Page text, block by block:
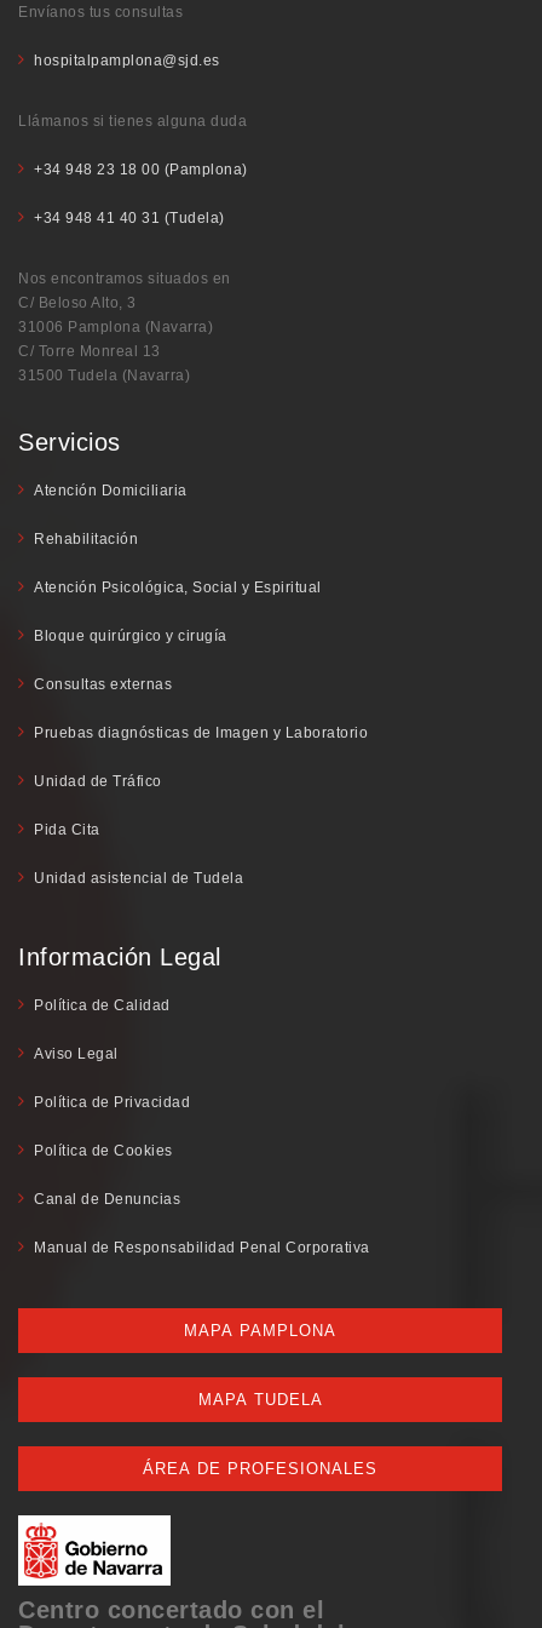
Envíanos tus consultas
hospitalpamplona@sjd.es
Llámanos si tienes alguna duda
+34 948 23 18 00 (Pamplona)
+34 948 41 40 31 (Tudela)
Nos encontramos situados en
C/ Beloso Alto, 3
31006 Pamplona (Navarra)
C/ Torre Monreal 13
31500 Tudela (Navarra)
Servicios
Atención Domiciliaria
Rehabilitación
Atención Psicológica, Social y Espiritual
Bloque quirúrgico y cirugía
Consultas externas
Pruebas diagnósticas de Imagen y Laboratorio
Unidad de Tráfico
Pida Cita
Unidad asistencial de Tudela
Información Legal
Política de Calidad
Aviso Legal
Política de Privacidad
Política de Cookies
Canal de Denuncias
Manual de Responsabilidad Penal Corporativa
MAPA PAMPLONA
MAPA TUDELA
ÁREA DE PROFESIONALES
Centro concertado con el